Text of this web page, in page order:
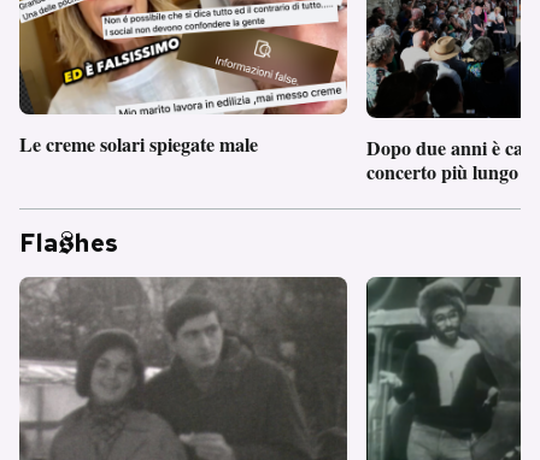
Le creme solari spiegate male
Dopo due anni è
concerto più lungo
Fla hes